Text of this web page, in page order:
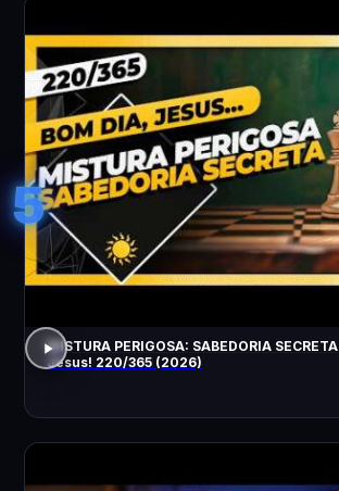
5
MISTURA PERIGOSA: SABEDORIA SECRETA - Bom dia,
Jesus! 220/365 (2026)